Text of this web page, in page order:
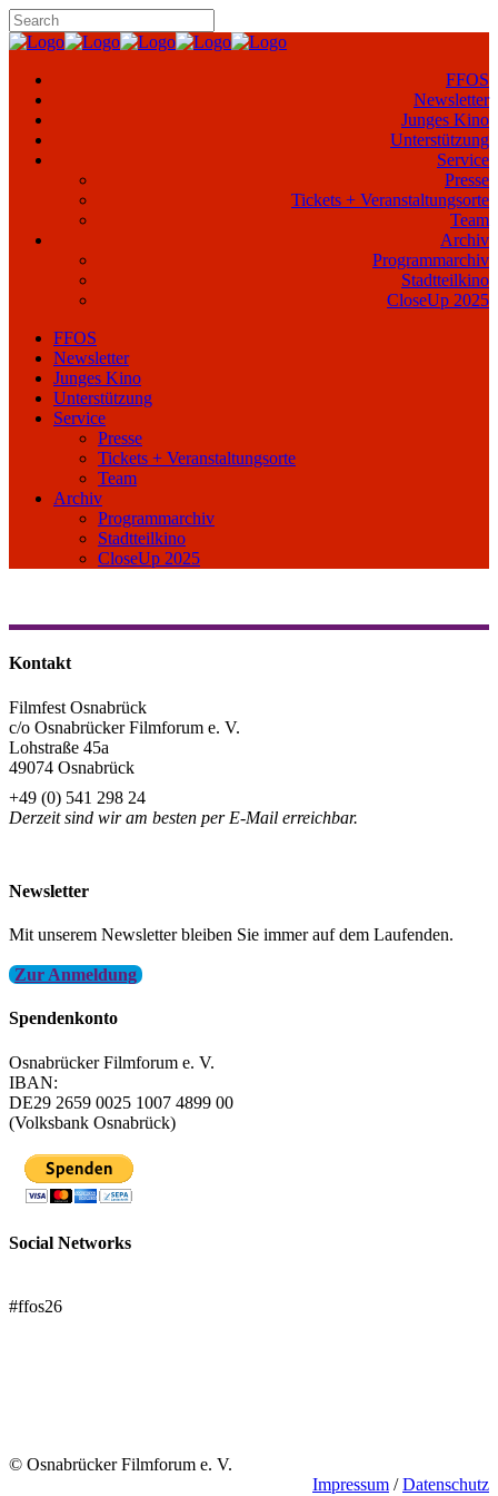
FFOS
Newsletter
Junges Kino
Unterstützung
Service
Presse
Tickets + Veranstaltungsorte
Team
Archiv
Programmarchiv
Stadtteilkino
CloseUp 2025
FFOS
Newsletter
Junges Kino
Unterstützung
Service
Presse
Tickets + Veranstaltungsorte
Team
Archiv
Programmarchiv
Stadtteilkino
CloseUp 2025
Kontakt
Filmfest Osnabrück
c/o Osnabrücker Filmforum e. V.
Lohstraße 45a
49074 Osnabrück
+49 (0) 541 298 24
Derzeit sind wir am besten per E-Mail erreichbar.
Newsletter
Mit unserem Newsletter bleiben Sie immer auf dem Laufenden.
Zur Anmeldung
Spendenkonto
Osnabrücker Filmforum e. V.
IBAN:
DE29 2659 0025 1007 4899 00
(Volksbank Osnabrück)
Social Networks
#ffos26
© Osnabrücker Filmforum e. V.
Impressum /Datenschutz